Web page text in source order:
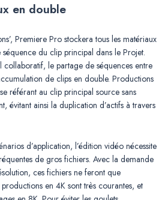
en double
Premiere Pro stockera tous les matériaux
du clip principal dans le Projet.
collaboratif, le partage de séquences entre
de clips en double. Productions
référant au clip principal source sans
évitant ainsi la duplication d’actifs à travers
d’application, l’édition vidéo nécessite
de gros fichiers. Avec la demande
ces fichiers ne feront que
en 4K sont très courantes, et